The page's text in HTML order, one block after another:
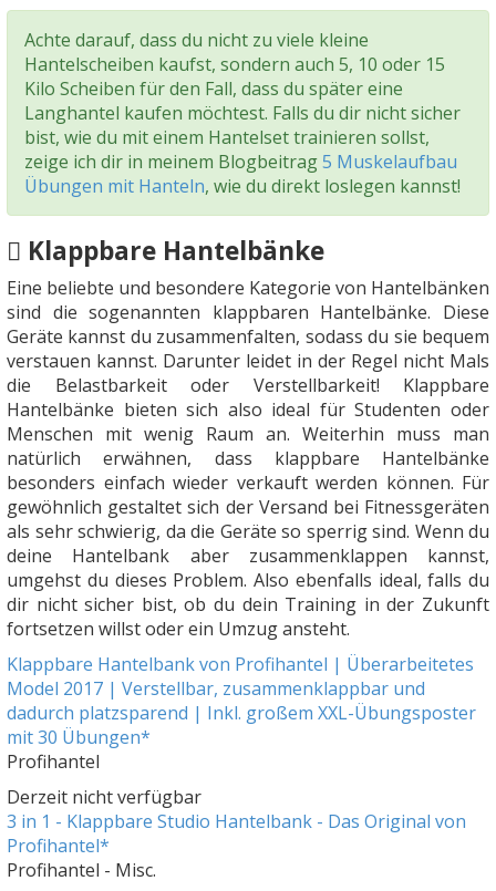
Achte darauf, dass du nicht zu viele kleine
Hantelscheiben kaufst, sondern auch 5, 10 oder 15
Kilo Scheiben für den Fall, dass du später eine
Langhantel kaufen möchtest. Falls du dir nicht sicher
bist, wie du mit einem Hantelset trainieren sollst,
zeige ich dir in meinem Blogbeitrag5 Muskelaufbau
Übungen mit Hanteln, wie du direkt loslegen kannst!
Klappbare Hantelbänke
Eine beliebte und besondere Kategorie von Hantelbänken
sind die sogenannten klappbaren Hantelbänke. Diese
Geräte kannst du zusammenfalten, sodass du sie bequem
verstauen kannst. Darunter leidet in der Regel nicht Mals
die Belastbarkeit oder Verstellbarkeit! Klappbare
Hantelbänke bieten sich also ideal für Studenten oder
Menschen mit wenig Raum an. Weiterhin muss man
natürlich erwähnen, dass klappbare Hantelbänke
besonders einfach wieder verkauft werden können. Für
gewöhnlich gestaltet sich der Versand bei Fitnessgeräten
als sehr schwierig, da die Geräte so sperrig sind. Wenn du
deine Hantelbank aber zusammenklappen kannst,
umgehst du dieses Problem. Also ebenfalls ideal, falls du
dir nicht sicher bist, ob du dein Training in der Zukunft
fortsetzen willst oder ein Umzug ansteht.
Klappbare Hantelbank von Profihantel | Überarbeitetes
Model 2017 | Verstellbar, zusammenklappbar und
dadurch platzsparend | Inkl. großem XXL-Übungsposter
mit 30 Übungen*
Profihantel
Derzeit nicht verfügbar
3 in 1 - Klappbare Studio Hantelbank - Das Original von
Profihantel*
Profihantel - Misc.